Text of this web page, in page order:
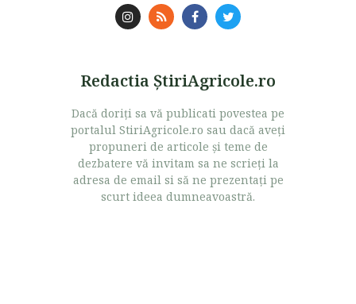
Redactia ŞtiriAgricole.ro
Dacă doriţi sa vă publicati povestea pe
portalul StiriAgricole.ro sau dacă aveţi
propuneri de articole şi teme de
dezbatere vă invitam sa ne scrieţi la
adresa de email si să ne prezentaţi pe
scurt ideea dumneavoastră.